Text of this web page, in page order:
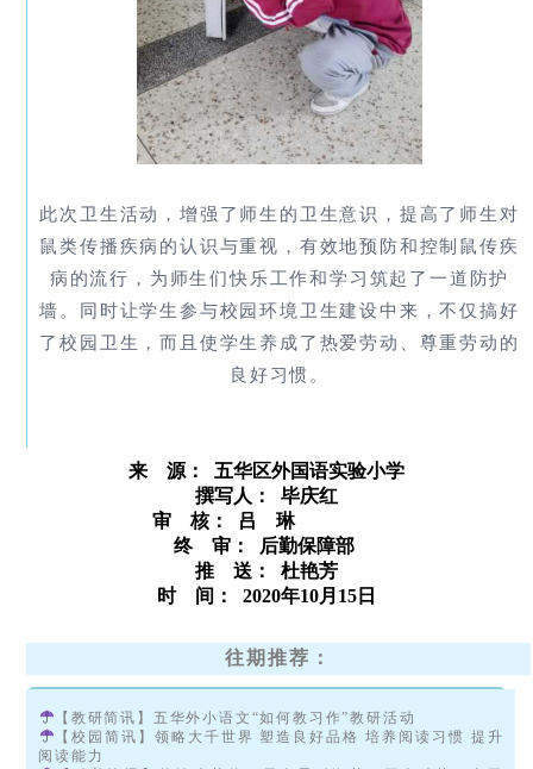
此次卫生活动，增强了师生的卫生意识，提高了师生对
鼠类传播疾病的认识与重视，有效地预防和控制鼠传疾
病的流行，为师生们快乐工作和学习筑起了一道防护
墙。同时让学生参与校园环境卫生建设中来，不仅搞好
了校园卫生，而且使学生养成了热爱劳动、尊重劳动的
良好习惯。
来 源： 五华区外国语实验小学
撰写人： 毕庆红
审 核： 吕 琳
终 审：
后勤保障部
推 送： 杜艳芳
时 间： 2020年10月15日
往期推荐：
【教研简讯】五华外小语文“如何教习作”教研活动
【校园简讯】领略大千世界 塑造良好品格 培养阅读习惯 提升
阅读能力